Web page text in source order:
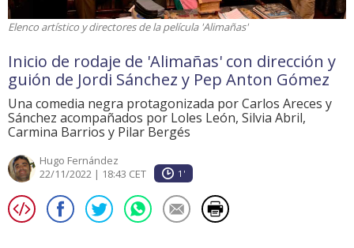
Elenco artístico y directores de la película 'Alimañas'
Inicio de rodaje de 'Alimañas' con dirección y
guión de Jordi Sánchez y Pep Anton Gómez
Una comedia negra protagonizada por Carlos Areces y
Sánchez acompañados por Loles León, Silvia Abril,
Carmina Barrios y Pilar Bergés
Hugo Fernández
22/11/2022 | 18:43 CET
1'